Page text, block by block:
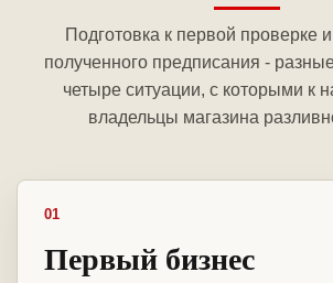
Подготовка к первой проверке
полученного предписания -
четыре ситуации, с которыми к
владельцы магазина
01
Первый бизнес